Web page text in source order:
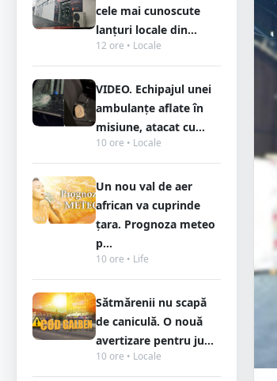
cele mai cunoscute
lanțuri locale din...
12 ore • Locale
VIDEO. Echipajul unei
ambulanțe aflate în
misiune, atacat cu...
10 ore • Locale
Un nou val de aer
african va cuprinde
țara. Prognoza meteo
p...
10 ore • Life
Sătmărenii nu scapă
de caniculă. O nouă
avertizare pentru ju...
10 ore • Locale